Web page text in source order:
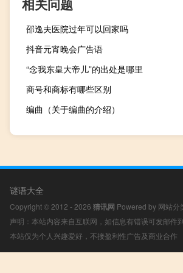
邵逸夫医院过年可以回家吗
抖音元宵晚会广告语
“念我东皇大帝儿”的出处是哪里
商号和商标有哪些区别
编曲（关于编曲的介绍）
谜语大全
Copyright © 2012 - 2026 猜讯网 Powered by 网站分
声明：本站内容来自互联网，如信息有错误可发邮
本站仅为个人兴趣爱好，不接盈利性广告及商业合作